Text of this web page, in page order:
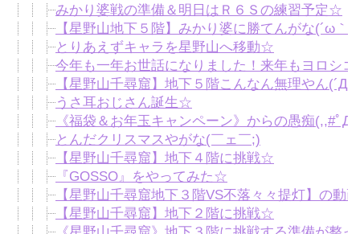
みかり婆戦の準備＆明日はＲ６Ｓの練習予定☆
【星野山地下５階】みかり婆に勝てんがな(´ω｀*)
とりあえずキャラを星野山へ移動☆
今年も一年お世話になりました！来年もヨロシコ
【星野山千尋窟】地下５階こんなん無理やん
うさ耳おじさん誕生☆
《福袋＆お年玉キャンペーン》からの愚痴(,,#ﾟД
とんだクリスマスやがな(￣ェ￣;)
【星野山千尋窟】地下４階に挑戦☆
『GOSSO』をやってみた☆
【星野山千尋窟地下３階VS不落々々提灯】の動
【星野山千尋窟】地下２階に挑戦☆